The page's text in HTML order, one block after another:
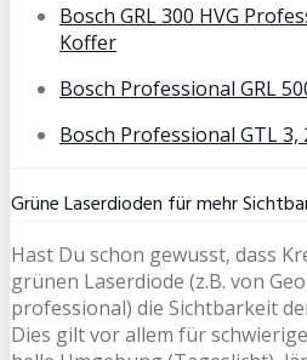
Bosch GRL 300 HVG
Koffer
Bosch Professional GRL
Bosch Professional GTL
Grüne Laserdioden für mehr
Hast Du schon gewusst, dass
grünen Laserdiode (z.B. von
professional) die Sichtbarkeit
Dies gilt vor allem für